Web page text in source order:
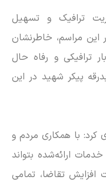
ترافیک و تسهیل
این مراسم، خاطرنشان
ترافیکی و رفاه حال
پیکر شهید در این
کرد: با همکاری مردم و
ارائه‌شده بتواند
افزایش تقاضا، تمامی